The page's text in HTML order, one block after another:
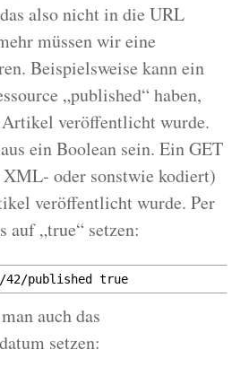
also nicht in die URL
müssen wir eine
Beispielsweise kann ein
„published“ haben,
veröffentlicht wurde.
ein Boolean sein. Ein GET
oder sonstwie kodiert)
veröffentlicht wurde. Per
auf „true“ setzen:
published true
auch das
setzen: